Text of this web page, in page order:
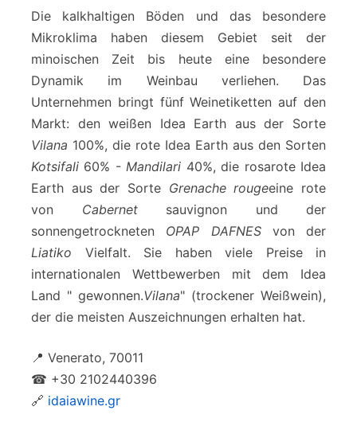
Die kalkhaltigen Böden und das besondere
Mikroklima haben diesem Gebiet seit der
minoischen Zeit bis heute eine besondere
Dynamik im Weinbau verliehen. Das
Unternehmen bringt fünf Weinetiketten auf den
Markt: den weißen Idea Earth aus der Sorte
Vilana 100%, die rote Idea Earth aus den Sorten
Kotsifali 60% -Mandilari 40%, die rosarote Idea
Earth aus der Sorte Grenache rougeeine rote
von Cabernetsauvignon und der
sonnengetrockneten OPAP DAFNESvon der
Liatiko Vielfalt. Sie haben viele Preise in
internationalen Wettbewerben mit dem Idea
Land " gewonnen.Vilana" (trockener Weißwein),
der die meisten Auszeichnungen erhalten hat.
📍 Venerato, 70011
☎ +30 2102440396
🔗 idaiawine.gr